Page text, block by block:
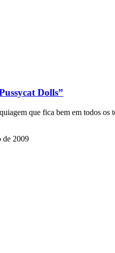
Dolls”
que fica bem em todos
de 2009